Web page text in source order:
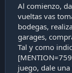
Al comienzo,
vueltas vas
bodegas,
garages,
Tal y como
juego, dale